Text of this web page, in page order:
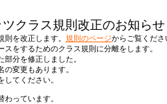
クラス規則改正のお知らせ
則を改正します。 規則のページからご覧くださ
をするためのクラス規則に分離をします。
分を修正しました。
変更もあります。
てください。
っています。